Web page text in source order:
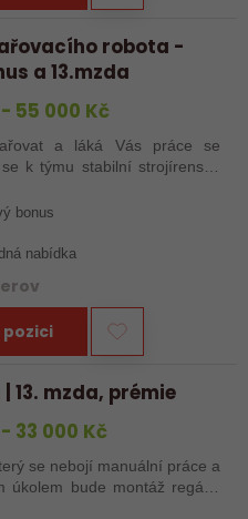
robota -
a 13.mzda
55 000 Kč
a láká Vás práce se
k týmu stabilní strojírenské
své zkušenosti se
bonus
nabídka
pozici
13. mzda, prémie
33 000 Kč
se nebojí manuální práce a
bude montáž regálů,